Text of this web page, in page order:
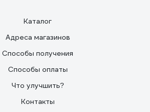
Каталог
Адреса магазинов
Способы получения
Способы оплаты
Что улучшить?
Контакты